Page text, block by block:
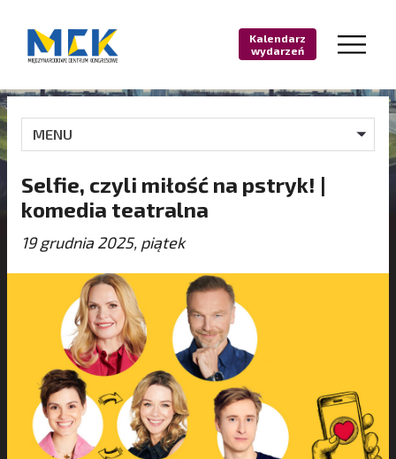
Kalendarz
wydarzeń
MENU
Selfie, czyli miłość na pstryk! |
komedia teatralna
19 grudnia 2025, piątek